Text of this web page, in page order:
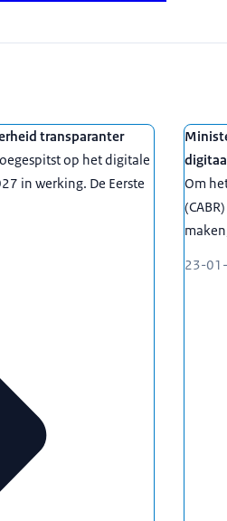
transparanter
op het digitale
in werking. De Eerste
Om
23-